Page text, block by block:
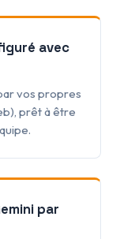
avec
vos propres
prêt à être
par